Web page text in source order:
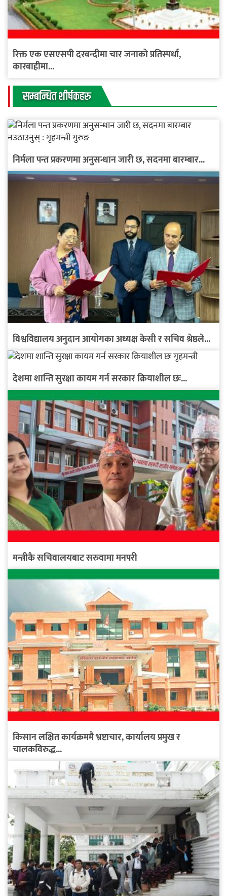
रिक्त एक एसएसपी दरबन्दीमा चार जनाको प्रतिस्पर्धा,
कारबाहीमा...
सम्बन्धित शीर्षकहरु
निर्मला पन्त प्रकरणमा अनुसन्धान जारी छ, सदनमा बारम्बार...
विश्वविद्यालय अनुदान आयोगका अध्यक्ष केसी र सचिव श्रेष्ठले...
देशमा शान्ति सुरक्षा कायम गर्न सरकार क्रियाशील छः...
मन्त्रीकै सचिवालयबाट सरुवामा मनपरी
किसान लक्षित कार्यक्रममै भ्रष्टाचार, कार्यालय प्रमुख र
चालकविरुद्ध...